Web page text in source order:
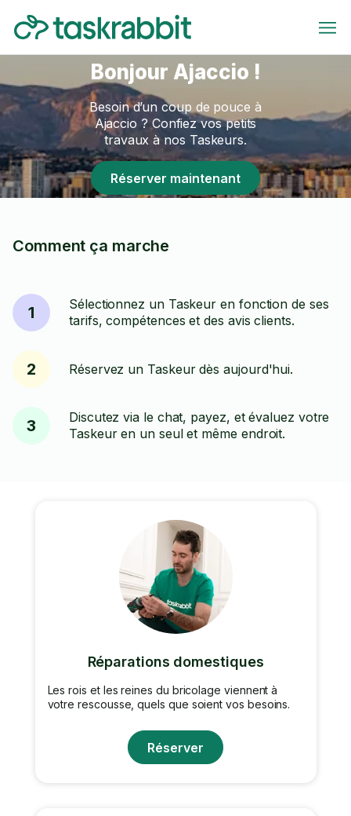
Bonjour Ajaccio !
Besoin d’un coup de pouce à
Ajaccio ? Confiez vos petits
travaux à nos Taskeurs.
Réserver maintenant
Comment ça marche
1
Sélectionnez un Taskeur en fonction de ses
tarifs, compétences et des avis clients.
2 Réservez un Taskeur dès aujourd'hui.
3
Discutez via le chat, payez, et évaluez votre
Taskeur en un seul et même endroit.
Réparations domestiques
Les rois et les reines du bricolage viennent à
votre rescousse, quels que soient vos besoins.
Réserver